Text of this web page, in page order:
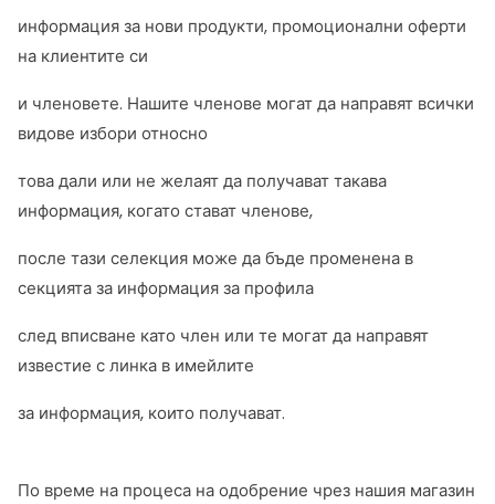
информация за нови продукти, промоционални оферти
на клиентите си
и членовете. Нашите членове могат да направят всички
видове избори относно
това дали или не желаят да получават такава
информация, когато стават членове,
после тази селекция може да бъде променена в
секцията за информация за профила
след вписване като член или те могат да направят
известие с линка в имейлите
за информация, които получават.
По време на процеса на одобрение чрез нашия магазин